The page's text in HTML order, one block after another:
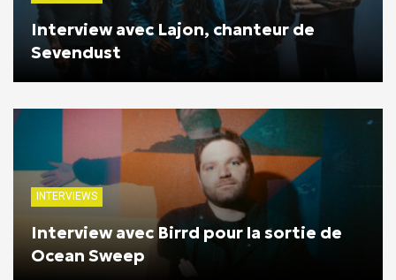
Interview avec Lajon, chanteur de
Sevendust
INTERVIEWS
Interview avec Birrd pour la sortie de
Ocean Sweep